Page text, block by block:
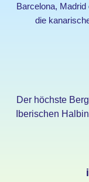
Barcelona,
die
Der höchste
Iberischen